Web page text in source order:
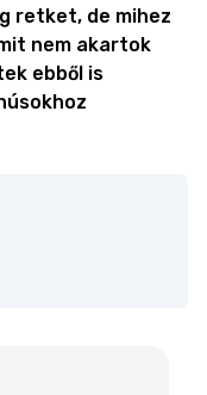
retket, de mihez
nem akartok
ebből is